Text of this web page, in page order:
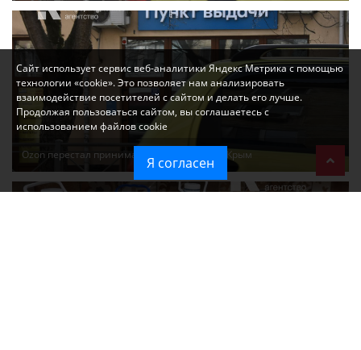
Ozon перестал принимать новые заказы в Крым
Сайт использует сервис веб-аналитики Яндекс Метрика с помощью
технологии «cookie». Это позволяет нам анализировать
взаимодействие посетителей с сайтом и делать его лучше.
Продолжая пользоваться сайтом, вы соглашаетесь с
использованием файлов cookie
Я согласен